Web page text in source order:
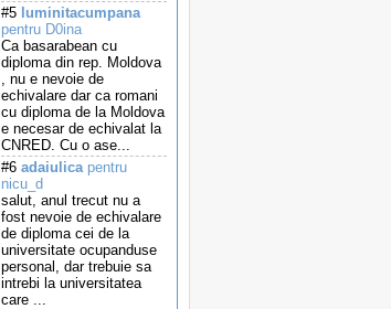
#5 luminitacumpana
pentru D0ina
Ca basarabean cu
diploma din rep. Moldova
, nu e nevoie de
echivalare dar ca romani
cu diploma de la Moldova
e necesar de echivalat la
CNRED. Cu o ase...
#6 adaiulicapentru
nicu_d
salut, anul trecut nu a
fost nevoie de echivalare
de diploma cei de la
universitate ocupanduse
personal, dar trebuie sa
intrebi la universitatea
care ...